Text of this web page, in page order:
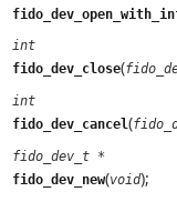
int
fido_dev_close(
int
fido_dev_cancel(
fido_dev_t *
fido_dev_new(void);